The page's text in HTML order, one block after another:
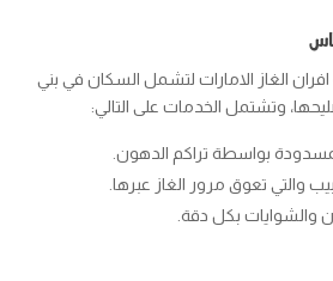
الغاز الامارات لتشمل السكان في بني
وتشتمل الخدمات على التالي:
بواسطة تراكم الدهون.
والتي تعوق مرور الغاز عبرها.
والشوايات بكل دقة.